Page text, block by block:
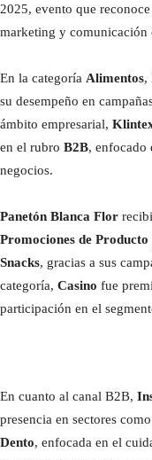
2025, evento que
marketing y comunicación
En la categoría Alimentos,
su desempeño en
ámbito empresarial,
en el rubro B2B, enfocado
negocios.
Panetón Blanca Flor
Promociones de Producto
Snacks, gracias a sus
categoría, Casino fue
participación en el
En cuanto al canal B2B,
presencia en sectores
Dento, enfocada en el